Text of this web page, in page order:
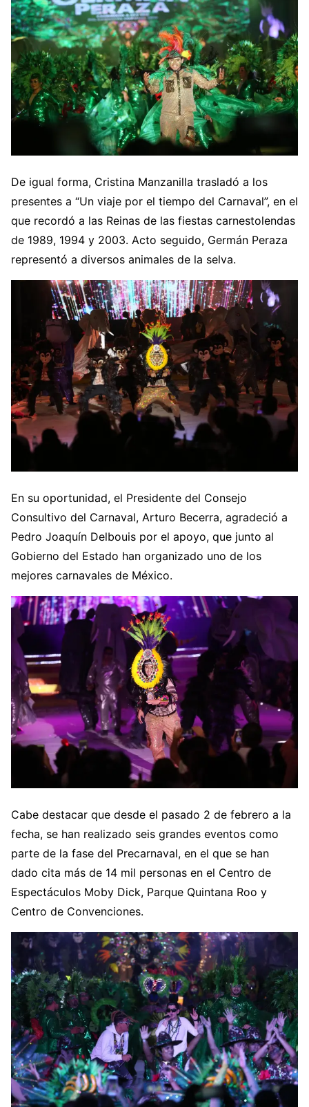
De igual forma, Cristina Manzanilla trasladó a los
presentes a “Un viaje por el tiempo del Carnaval”, en el
que recordó a las Reinas de las fiestas carnestolendas
de 1989, 1994 y 2003. Acto seguido, Germán Peraza
representó a diversos animales de la selva.
En su oportunidad, el Presidente del Consejo
Consultivo del Carnaval, Arturo Becerra, agradeció a
Pedro Joaquín Delbouis por el apoyo, que junto al
Gobierno del Estado han organizado uno de los
mejores carnavales de México.
Cabe destacar que desde el pasado 2 de febrero a la
fecha, se han realizado seis grandes eventos como
parte de la fase del Precarnaval, en el que se han
dado cita más de 14 mil personas en el Centro de
Espectáculos Moby Dick, Parque Quintana Roo y
Centro de Convenciones.